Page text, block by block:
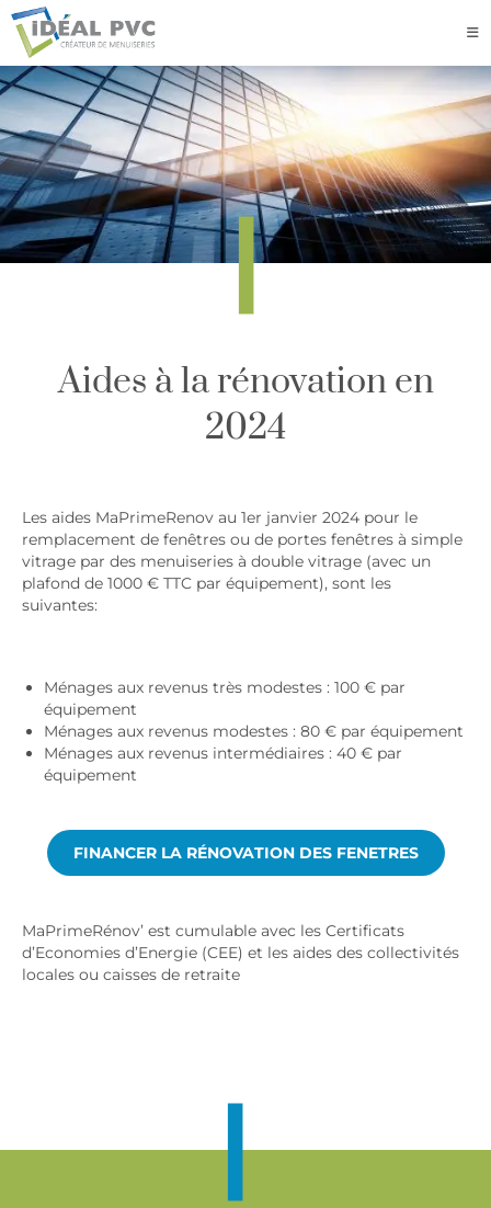
|
Aides à la rénovation en
2024
Les aides MaPrimeRenov au 1er janvier 2024 pour le
remplacement de fenêtres ou de portes fenêtres à simple
vitrage par des menuiseries à double vitrage (avec un
plafond de 1000 € TTC par équipement), sont les
suivantes:
Ménages aux revenus très modestes : 100 € par
équipement
Ménages aux revenus modestes : 80 € par équipement
Ménages aux revenus intermédiaires : 40 € par
équipement
FINANCER LA RÉNOVATION DES FENETRES
MaPrimeRénov’ est cumulable avec les Certificats
d’Economies d’Energie (CEE) et les aides des collectivités
locales ou caisses de retraite
|